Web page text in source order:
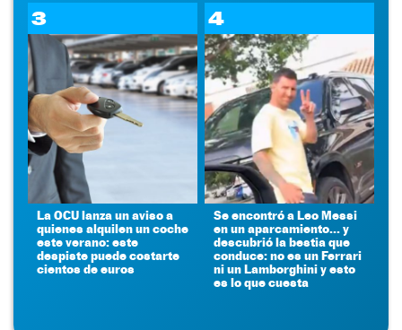
3
La OCU lanza un aviso a
quienes alquilen un coche
este verano: este
despiste puede costarte
cientos de euros
4
Se encontró a Leo Messi
en un aparcamiento... y
descubrió la bestia que
conduce: no es un Ferrari
ni un Lamborghini y esto
es lo que cuesta